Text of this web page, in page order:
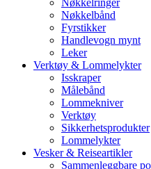
Nøkkelringer
Nøkkelbånd
Fyrstikker
Handlevogn mynt
Leker
Verktøy & Lommelykter
Isskraper
Målebånd
Lommekniver
Verktøy
Sikkerhetsprodukter
Lommelykter
Vesker & Reiseartikler
Sammenleggbare